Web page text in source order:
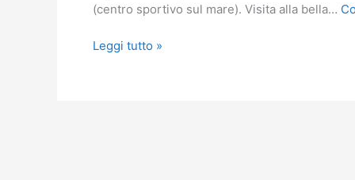
(centro sportivo sul mare). Visita alla bella…
Costa
Leggi tutto »